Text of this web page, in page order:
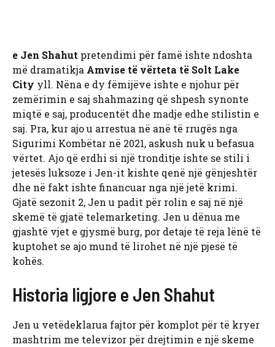
e Jen Shahut pretendimi për famë ishte ndoshta
më dramatikja Amvise të vërteta të Solt Lake
City yll. Nëna e dy fëmijëve ishte e njohur për
zemërimin e saj shahmazing që shpesh synonte
miqtë e saj, producentët dhe madje edhe stilistin e
saj. Pra, kur ajo u arrestua në anë të rrugës nga
Sigurimi Kombëtar në 2021, askush nuk u befasua
vërtet. Ajo që erdhi si një tronditje ishte se stili i
jetesës luksoze i Jen-it kishte qenë një gënjeshtër
dhe në fakt ishte financuar nga një jetë krimi.
Gjatë sezonit 2, Jen u padit për rolin e saj në një
skemë të gjatë telemarketing. Jen u dënua me
gjashtë vjet e gjysmë burg, por detaje të reja lënë të
kuptohet se ajo mund të lirohet në një pjesë të
kohës.
Historia ligjore e Jen Shahut
Jen u vetëdeklarua fajtor për komplot për të kryer
mashtrim me televizor për drejtimin e një skeme